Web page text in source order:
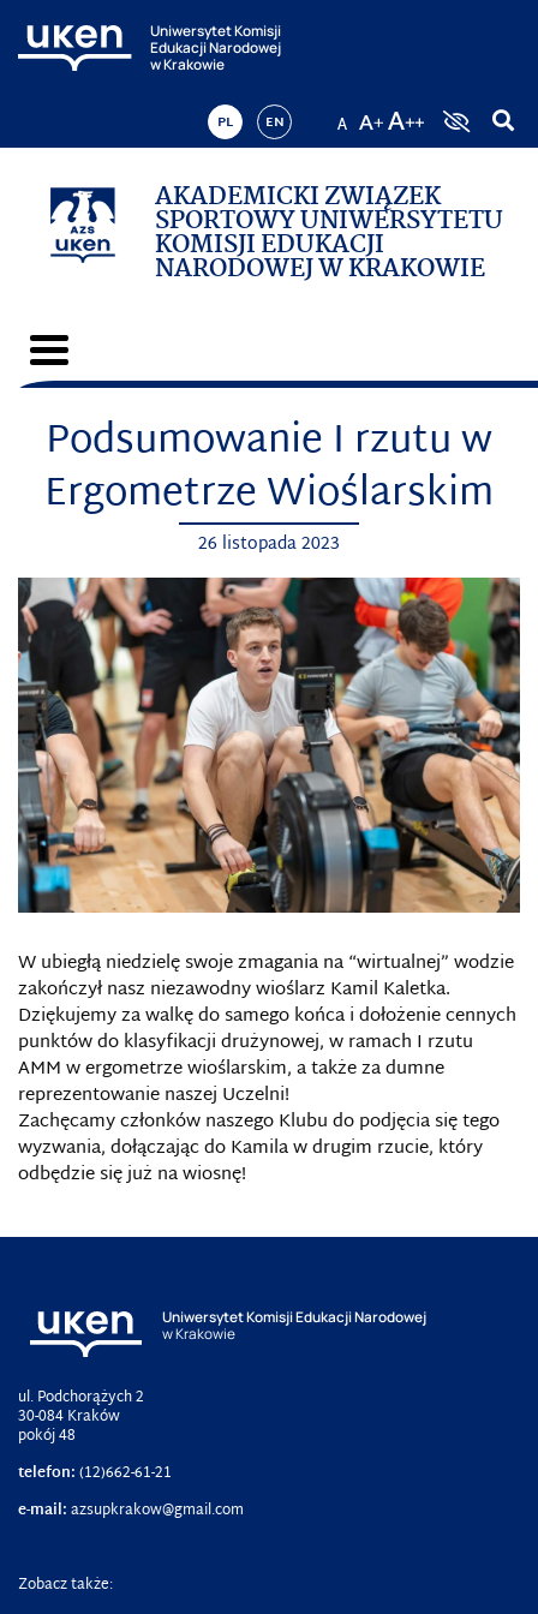
Uniwersytet Komisji
Edukacji Narodowej
w Krakowie
PL EN
AKADEMICKI ZWIĄZEK
SPORTOWY UNIWERSYTETU
KOMISJI EDUKACJI
NARODOWEJ W KRAKOWIE
Podsumowanie I rzutu w
Ergometrze Wioślarskim
26 listopada 2023
W ubiegłą niedzielę swoje zmagania na “wirtualnej” wodzie
zakończył nasz niezawodny wioślarz Kamil Kaletka.
Dziękujemy za walkę do samego końca i dołożenie cennych
punktów do klasyfikacji drużynowej, w ramach I rzutu
AMM w ergometrze wioślarskim, a także za dumne
reprezentowanie naszej Uczelni!
Zachęcamy członków naszego Klubu do podjęcia się tego
wyzwania, dołączając do Kamila w drugim rzucie, który
odbędzie się już na wiosnę!
Uniwersytet Komisji Edukacji Narodowej
w Krakowie
ul. Podchorążych 2
30-084 Kraków
pokój 48
telefon:(12)662-61-21
e-mail:azsupkrakow@gmail.com
Zobacz także: